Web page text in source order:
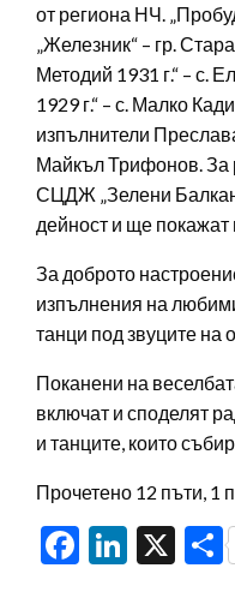
от региона НЧ.
„Железник“ – гр.
Методий 1931 г.“ – с.
1929 г.“ – с. Малко
изпълнители
Майкъл Трифонов. За
СЦДЖ „Зелени
дейност и ще покажат
За доброто
изпълнения на
танци под звуците на
Поканени на
включат и споделят
и танците, които
Прочетено 12 пъти, 1
Facebook
X